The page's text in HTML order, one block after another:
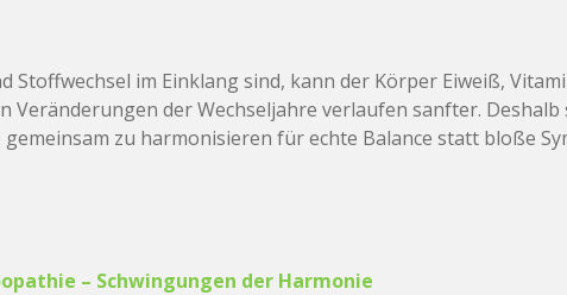
Stoffwechsel im Einklang sind, kann der Körper Eiweiß,
Veränderungen der Wechseljahre verlaufen sanfter.
zu harmonisieren für echte Balance statt bloße
– Schwingungen der Harmonie